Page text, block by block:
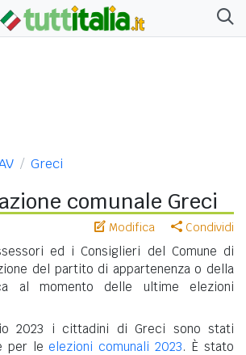
Greci
comunale Greci
Modifica Condividi
ed i Consiglieri del Comune di
del partito di appartenenza o della
al momento delle ultime elezioni
2023 i cittadini di Greci sono stati
per le elezioni comunali 2023. È stato